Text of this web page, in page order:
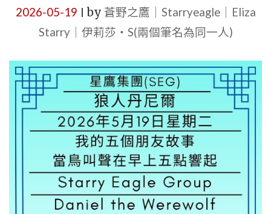
2026-05-19 by 蒼野之鷹｜Starryeagle｜Eliza
Starry｜伊莉莎・S(兩個筆名為同一人)